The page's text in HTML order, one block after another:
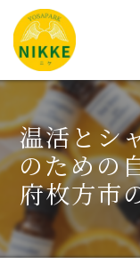
温活とシ
のための
府枚方市